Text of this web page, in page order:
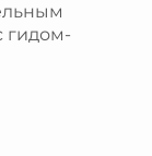
гидом-